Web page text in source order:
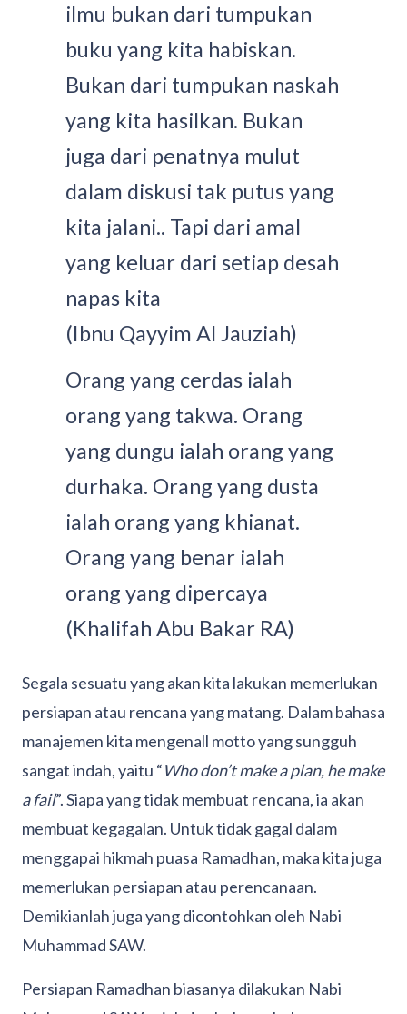
ilmu bukan dari tumpukan
buku yang kita habiskan.
Bukan dari tumpukan naskah
yang kita hasilkan. Bukan
juga dari penatnya mulut
dalam diskusi tak putus yang
kita jalani.. Tapi dari amal
yang keluar dari setiap desah
napas kita
(Ibnu Qayyim Al Jauziah)
Orang yang cerdas ialah
orang yang takwa. Orang
yang dungu ialah orang yang
durhaka. Orang yang dusta
ialah orang yang khianat.
Orang yang benar ialah
orang yang dipercaya
(Khalifah Abu Bakar RA)
Segala sesuatu yang akan kita lakukan memerlukan
persiapan atau rencana yang matang. Dalam bahasa
manajemen kita mengenall motto yang sungguh
sangat indah, yaitu “Who don’t make a plan, he make
a fail”. Siapa yang tidak membuat rencana, ia akan
membuat kegagalan. Untuk tidak gagal dalam
menggapai hikmah puasa Ramadhan, maka kita juga
memerlukan persiapan atau perencanaan.
Demikianlah juga yang dicontohkan oleh Nabi
Muhammad SAW.
Persiapan Ramadhan biasanya dilakukan Nabi